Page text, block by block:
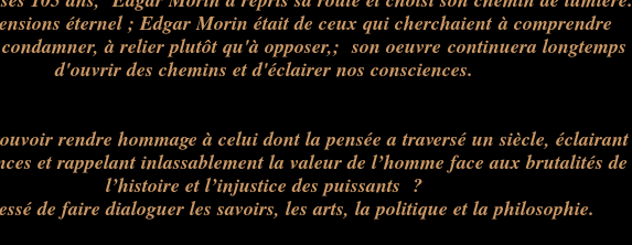
éternel ; Edgar Morin était de ceux qui cherchaient à comprendre
à relier plutôt qu'à opposer,; son oeuvre continuera longtemps
d'ouvrir des chemins et d'éclairer nos consciences.
rendre hommage à celui dont la pensée a traversé un siècle, éclairant
et rappelant inlassablement la valeur de l’homme face aux brutalités de
l’histoire et l’injustice des puissants ?
de faire dialoguer les savoirs, les arts, la politique et la philosophie.